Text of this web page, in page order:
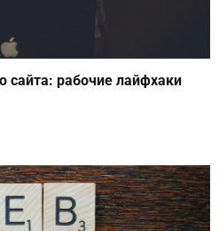
сайта: рабочие лайфхаки